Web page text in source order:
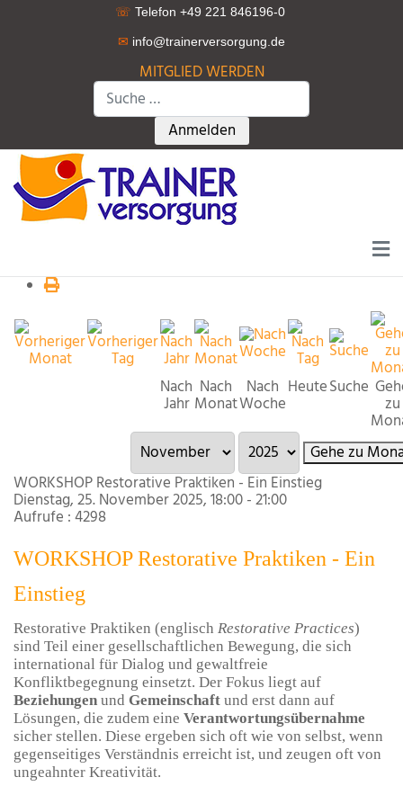
☏ Telefon +49 221 846196-0
✉ info@trainerversorgung.de
MITGLIED WERDEN
Suchen
Type 2 or more characters for
Anmelden
Nach
Jahr
Nach
Monat
Nach
Woche
HeuteSuche
zu
Gehe zu
WORKSHOP Restorative Praktiken - Ein Einstieg
Dienstag, 25. November 2025, 18:00 - 21:00
Aufrufe : 4298
WORKSHOP Restorative Praktiken - Ein
Einstieg
Restorative Praktiken (englisch Restorative Practices)
sind Teil einer gesellschaftlichen Bewegung, die sich
international für Dialog und gewaltfreie
Konfliktbegegnung einsetzt. Der Fokus liegt auf
Beziehungen und Gemeinschaft und erst dann auf
Lösungen, die zudem eine Verantwortungsübernahme
sicher stellen. Diese ergeben sich oft wie von selbst, wenn
gegenseitiges Verständnis erreicht ist, und zeugen oft von
ungeahnter Kreativität.